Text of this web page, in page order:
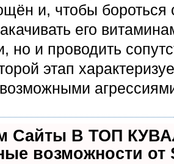
и, чтобы бороться
его
но и проводить
этап
Сайты В ТОП
возможности от